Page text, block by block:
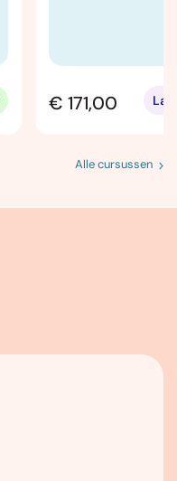
€ 171,00
Alle cursussen